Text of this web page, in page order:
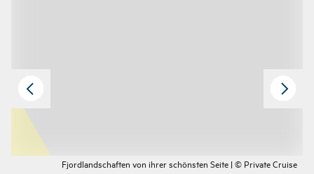
Fjordlandschaften von ihrer schönsten Seite | © Private Cruise